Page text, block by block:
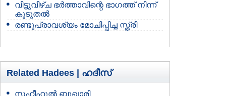
വിട്ടുവീഴ്ച ഭര്‍ത്താവിന്റെ ഭാഗത്ത് നിന്ന്‍
കൂടുതല്‍
രണ്ടുപ്രാവശ്യം മോചിപ്പിച്ച സ്ത്രീ
Related Hadees | ഹദീസ്
സഹീഹുല്‍ ബുഖാരി